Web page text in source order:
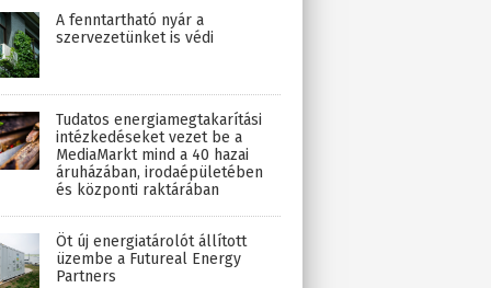
A fenntartható nyár a
szervezetünket is védi
Tudatos energiamegtakarítási
intézkedéseket vezet be a
MediaMarkt mind a 40 hazai
áruházában, irodaépületében
és központi raktárában
Öt új energiatárolót állított
üzembe a Futureal Energy
Partners